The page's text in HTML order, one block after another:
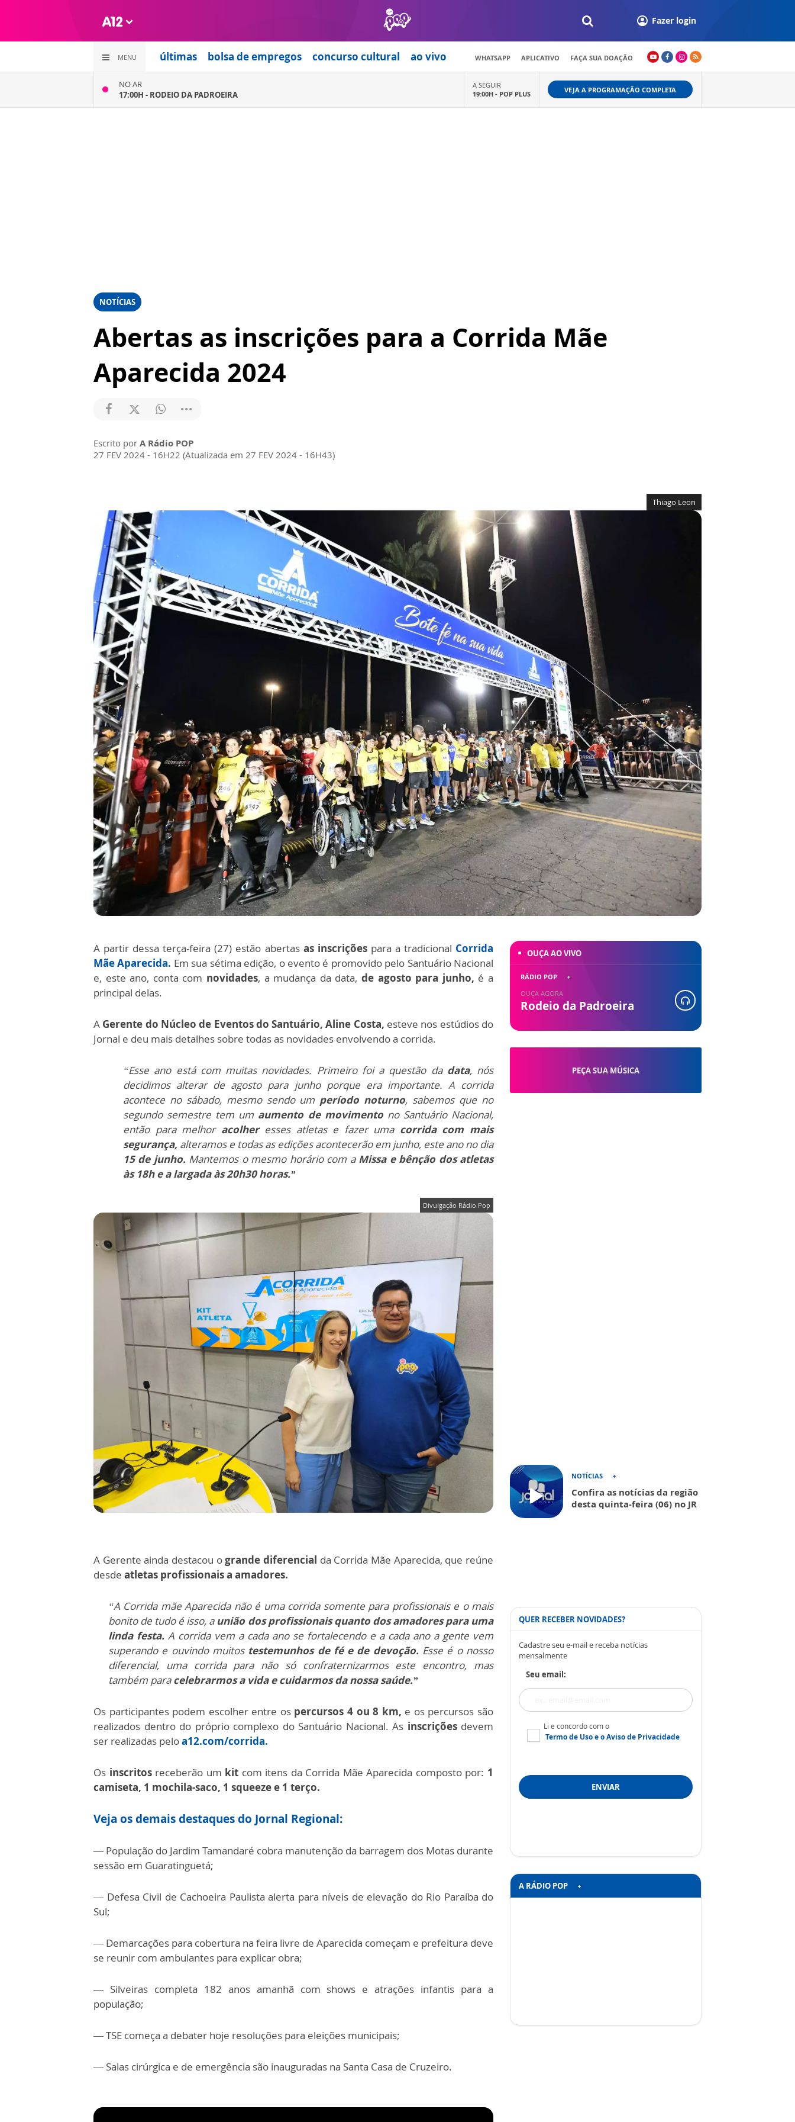
Fazer login
MENU últimas bolsa de empregos concurso cultural ao vivo WHATSAPP APLICATIVO FAÇA SUA DOAÇÃO
NO AR
17:00H - RODEIO DA PADROEIRA
A SEGUIR
19:00H - POP PLUS VEJA A PROGRAMAÇÃO COMPLETA
NOTÍCIAS
Abertas as inscrições para a Corrida Mãe
Aparecida 2024
Escrito por A Rádio POP
27 FEV 2024 - 16H22 (Atualizada em 27 FEV 2024 - 16H43)
Thiago Leon
A partir dessa terça-feira (27) estão abertas as inscriçõespara a tradicional Corrida
Mãe Aparecida. Em sua sétima edição, o evento é promovido pelo Santuário Nacional
e, este ano, conta com novidades, a mudança da data, de agosto para junho, é a
principal delas.
A Gerente do Núcleo de Eventos do Santuário, Aline Costa, esteve nos estúdios do
Jornal e deu mais detalhes sobre todas as novidades envolvendo a corrida.
“Esse ano está com muitas novidades. Primeiro foi a questão da data, nós
decidimos alterar de agosto para junho porque era importante. A corrida
acontece no sábado, mesmo sendo um período noturno, sabemos que no
segundo semestre tem um aumento de movimentono Santuário Nacional,
então para melhor acolher esses atletas e fazer uma corrida com mais
segurança, alteramos e todas as edições acontecerão em junho, este ano no dia
15 de junho.Mantemos o mesmo horário com a Missa e bênção dos atletas
às 18h e a largada às 20h30 horas.”
Divulgação Rádio Pop
A Gerente ainda destacou ogrande diferencial da Corrida Mãe Aparecida, que reúne
desde atletas profissionais a amadores.
“A Corrida mãe Aparecida não é uma corrida somente para profissionais e o mais
bonito de tudo é isso, a união dos profissionais quanto dos amadores para uma
linda festa. A corrida vem a cada ano se fortalecendo e a cada ano a gente vem
superando e ouvindo muitos testemunhos de fé e de devoção. Esse é o nosso
diferencial, uma corrida para não só confraternizarmos este encontro, mas
também paracelebrarmos a vida e cuidarmos da nossa saúde.”
Os participantes podem escolher entre os percursos 4 ou 8 km, e os percursos são
realizados dentro do próprio complexo do Santuário Nacional. As inscrições devem
ser realizadas peloa12.com/corrida.
Os inscritos receberão um kit com itens da Corrida Mãe Aparecida composto por: 1
camiseta, 1 mochila-saco, 1 squeeze e 1 terço.
Veja os demais destaques do Jornal Regional:
— População do Jardim Tamandaré cobra manutenção da barragem dos Motas durante
sessão em Guaratinguetá;
— Defesa Civil de Cachoeira Paulista alerta para níveis de elevação do Rio Paraíba do
Sul;
— Demarcações para cobertura na feira livre de Aparecida começam e prefeitura deve
se reunir com ambulantes para explicar obra;
— Silveiras completa 182 anos amanhã com shows e atrações infantis para a
população;
— TSE começa a debater hoje resoluções para eleições municipais;
— Salas cirúrgica e de emergência são inauguradas na Santa Casa de Cruzeiro.
PEÇA SUA MÚSICA
OUÇA AO VIVO
RÁDIO POP
OUÇA AGORA
Rodeio da Padroeira
NOTÍCIAS
Confira as notícias da região
desta quinta-feira (06) no JR
QUER RECEBER NOVIDADES?
Cadastre seu e-mail e receba notícias
mensalmente
Seu email:
Li e concordo com o
Termo de Usoe oAviso de Privacidade
ENVIAR
A RÁDIO POP